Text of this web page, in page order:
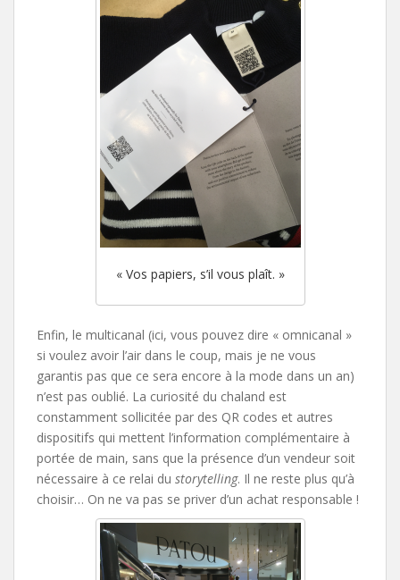
« Vos papiers, s’il vous plaît. »
Enfin, le multicanal (ici, vous pouvez dire « omnicanal »
si voulez avoir l’air dans le coup, mais je ne vous
garantis pas que ce sera encore à la mode dans un an)
n’est pas oublié. La curiosité du chaland est
constamment sollicitée par des QR codes et autres
dispositifs qui mettent l’information complémentaire à
portée de main, sans que la présence d’un vendeur soit
nécessaire à ce relai du storytelling. Il ne reste plus qu’à
choisir… On ne va pas se priver d’un achat responsable !